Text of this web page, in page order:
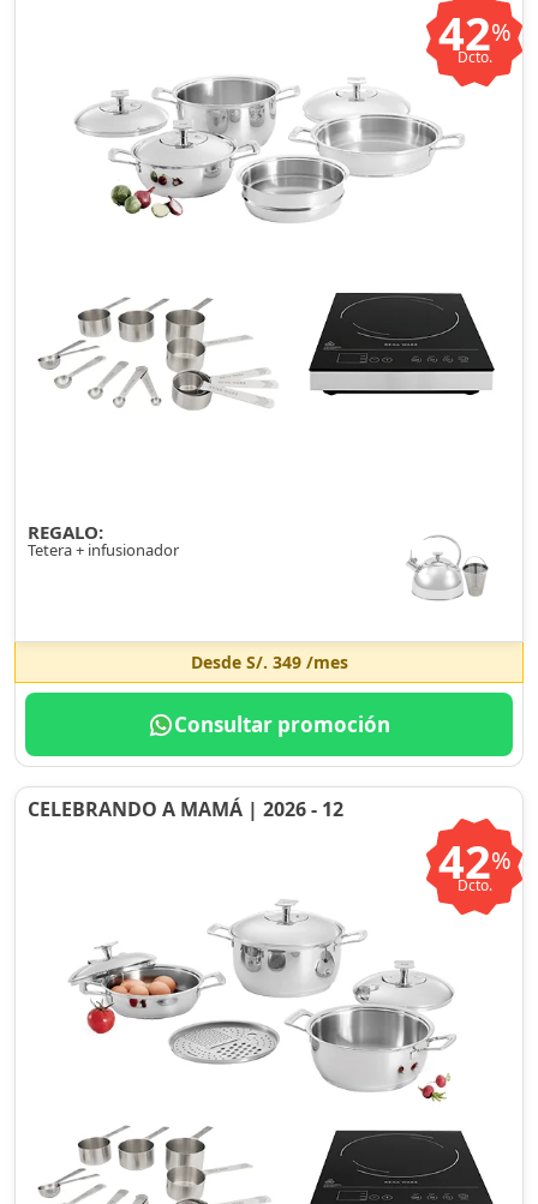
42%
Dcto.
REGALO:
Tetera + infusionador
Desde S/. 349/mes
Consultar promoción
CELEBRANDO A MAMÁ | 2026 - 12
42%
Dcto.